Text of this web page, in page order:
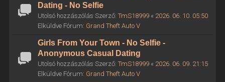
Dating - No Selfie
Utolsó hozzászólás Szerző: TmS18999« 2026. 06. 10. 05:50
Elküldve Fórum: Grand Theft Auto V
Girls From Your Town - No Selfie -
Anonymous Casual Dating
Utolsó hozzászólás Szerző: TmS18999« 2026. 06. 09. 21:15
Elküldve Fórum: Grand Theft Auto V